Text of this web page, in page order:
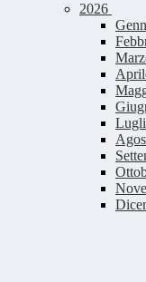
2026